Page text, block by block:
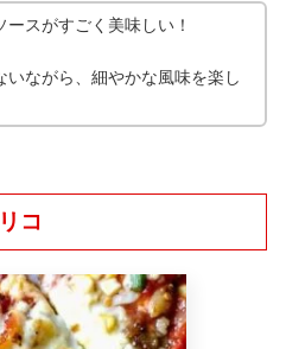
ースがすごく美味しい！
いながら、細やかな風味を楽し
コ